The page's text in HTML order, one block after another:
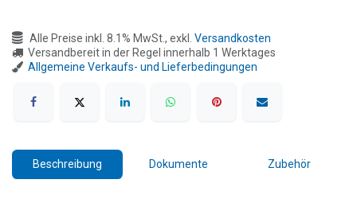
Alle Preise inkl. 8.1% MwSt., exkl. Versandkosten
Versandbereit in der Regel innerhalb 1 Werktages
Allgemeine Verkaufs- und Lieferbedingungen
Beschreibung Dokumente Zubehör